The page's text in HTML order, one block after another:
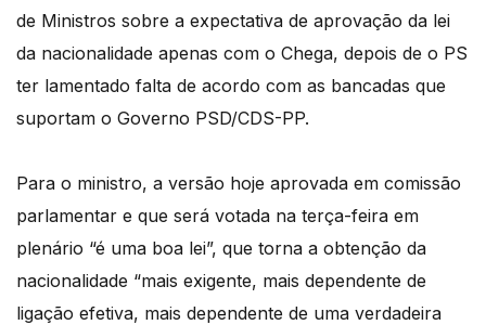
de Ministros sobre a expectativa de aprovação da lei
da nacionalidade apenas com o Chega, depois de o PS
ter lamentado falta de acordo com as bancadas que
suportam o Governo PSD/CDS-PP.
Para o ministro, a versão hoje aprovada em comissão
parlamentar e que será votada na terça-feira em
plenário “é uma boa lei”, que torna a obtenção da
nacionalidade “mais exigente, mais dependente de
ligação efetiva, mais dependente de uma verdadeira